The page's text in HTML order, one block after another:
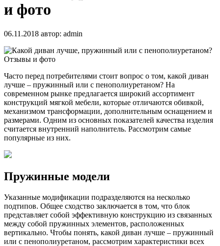
и фото
06.11.2018 автор: admin
Часто перед потребителями стоит вопрос о том, какой диван
лучше – пружинный или с пенополиуретаном? На
современном рынке предлагается широкий ассортимент
конструкций мягкой мебели, которые отличаются обивкой,
механизмом трансформации, дополнительным оснащением и
размерами. Одним из основных показателей качества изделия
считается внутренний наполнитель. Рассмотрим самые
популярные из них.
Пружинные модели
Указанные модификации подразделяются на несколько
подтипов. Общее сходство заключается в том, что блок
представляет собой эффективную конструкцию из связанных
между собой пружинных элементов, расположенных
вертикально. Чтобы понять, какой диван лучше – пружинный
или с пенополиуретаном, рассмотрим характеристики всех